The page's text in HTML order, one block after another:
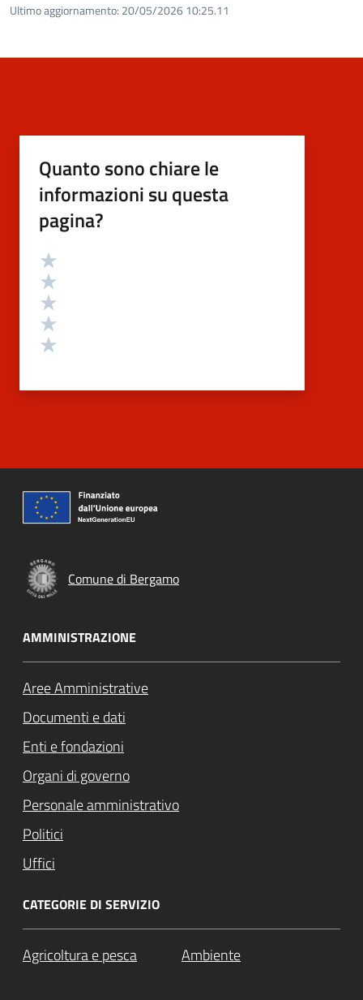
Ultimo aggiornamento: 20/05/2026 10:25.11
Quanto sono chiare le
informazioni su questa
pagina?
Valutazione
Comune di Bergamo
AMMINISTRAZIONE
Aree Amministrative
Documenti e dati
Enti e fondazioni
Organi di governo
Personale amministrativo
Politici
Uffici
CATEGORIE DI SERVIZIO
Agricoltura e pesca Ambiente